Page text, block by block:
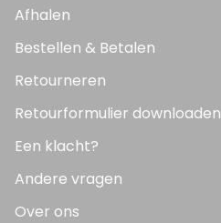
Afhalen
Bestellen & Betalen
Retourneren
Retourformulier downloaden
Een klacht?
Andere vragen
Over ons